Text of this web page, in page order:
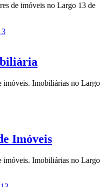
de imóveis no Largo 13 de
imóveis. Imobiliárias no Largo
Imóveis
imóveis. Imobiliárias no Largo